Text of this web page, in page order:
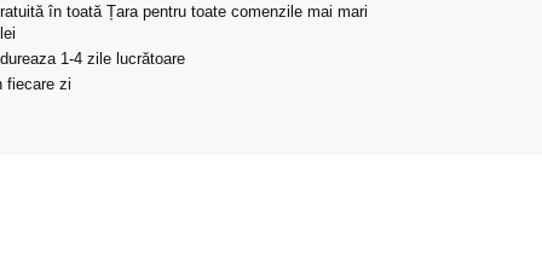
în toată Țara pentru toate comenzile mai mari
1-4 zile lucrătoare
fiecare zi